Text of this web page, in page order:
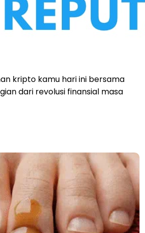
kripto kamu hari ini bersama
dari revolusi finansial masa